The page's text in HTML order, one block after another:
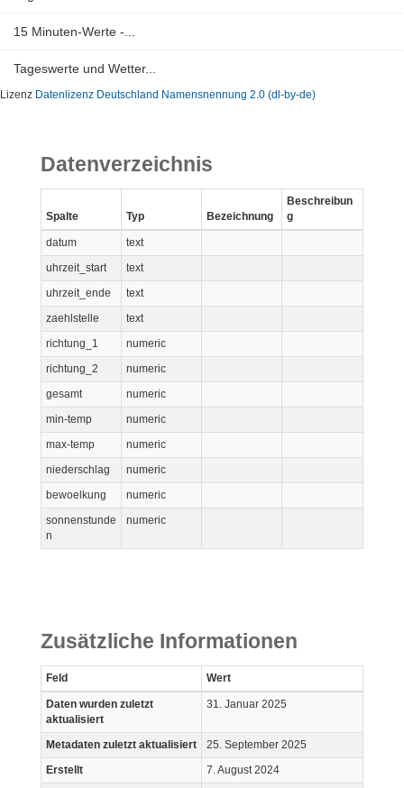
15 Minuten-Werte -...
Tageswerte und Wetter...
Lizenz Datenlizenz Deutschland Namensnennung 2.0 (dl-by-de)
Datenverzeichnis
Spalte Typ Bezeichnung
Beschreibun
g
datum
text
uhrzeit_start
text
uhrzeit_ende
text
zaehlstelle
text
richtung_1
numeric
richtung_2
numeric
gesamt
numeric
min-temp
numeric
max-temp
numeric
niederschlag
numeric
bewoelkung
numeric
sonnenstunde
n
numeric
Zusätzliche Informationen
Feld Wert
Daten wurden zuletzt
aktualisiert
31. Januar 2025
Metadaten zuletzt aktualisiert
25. September 2025
Erstellt
7. August 2024